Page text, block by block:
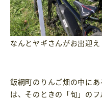
なんとヤギさんがお出迎え
飯綱町のりんご畑の中に
は、そのときの「旬」の